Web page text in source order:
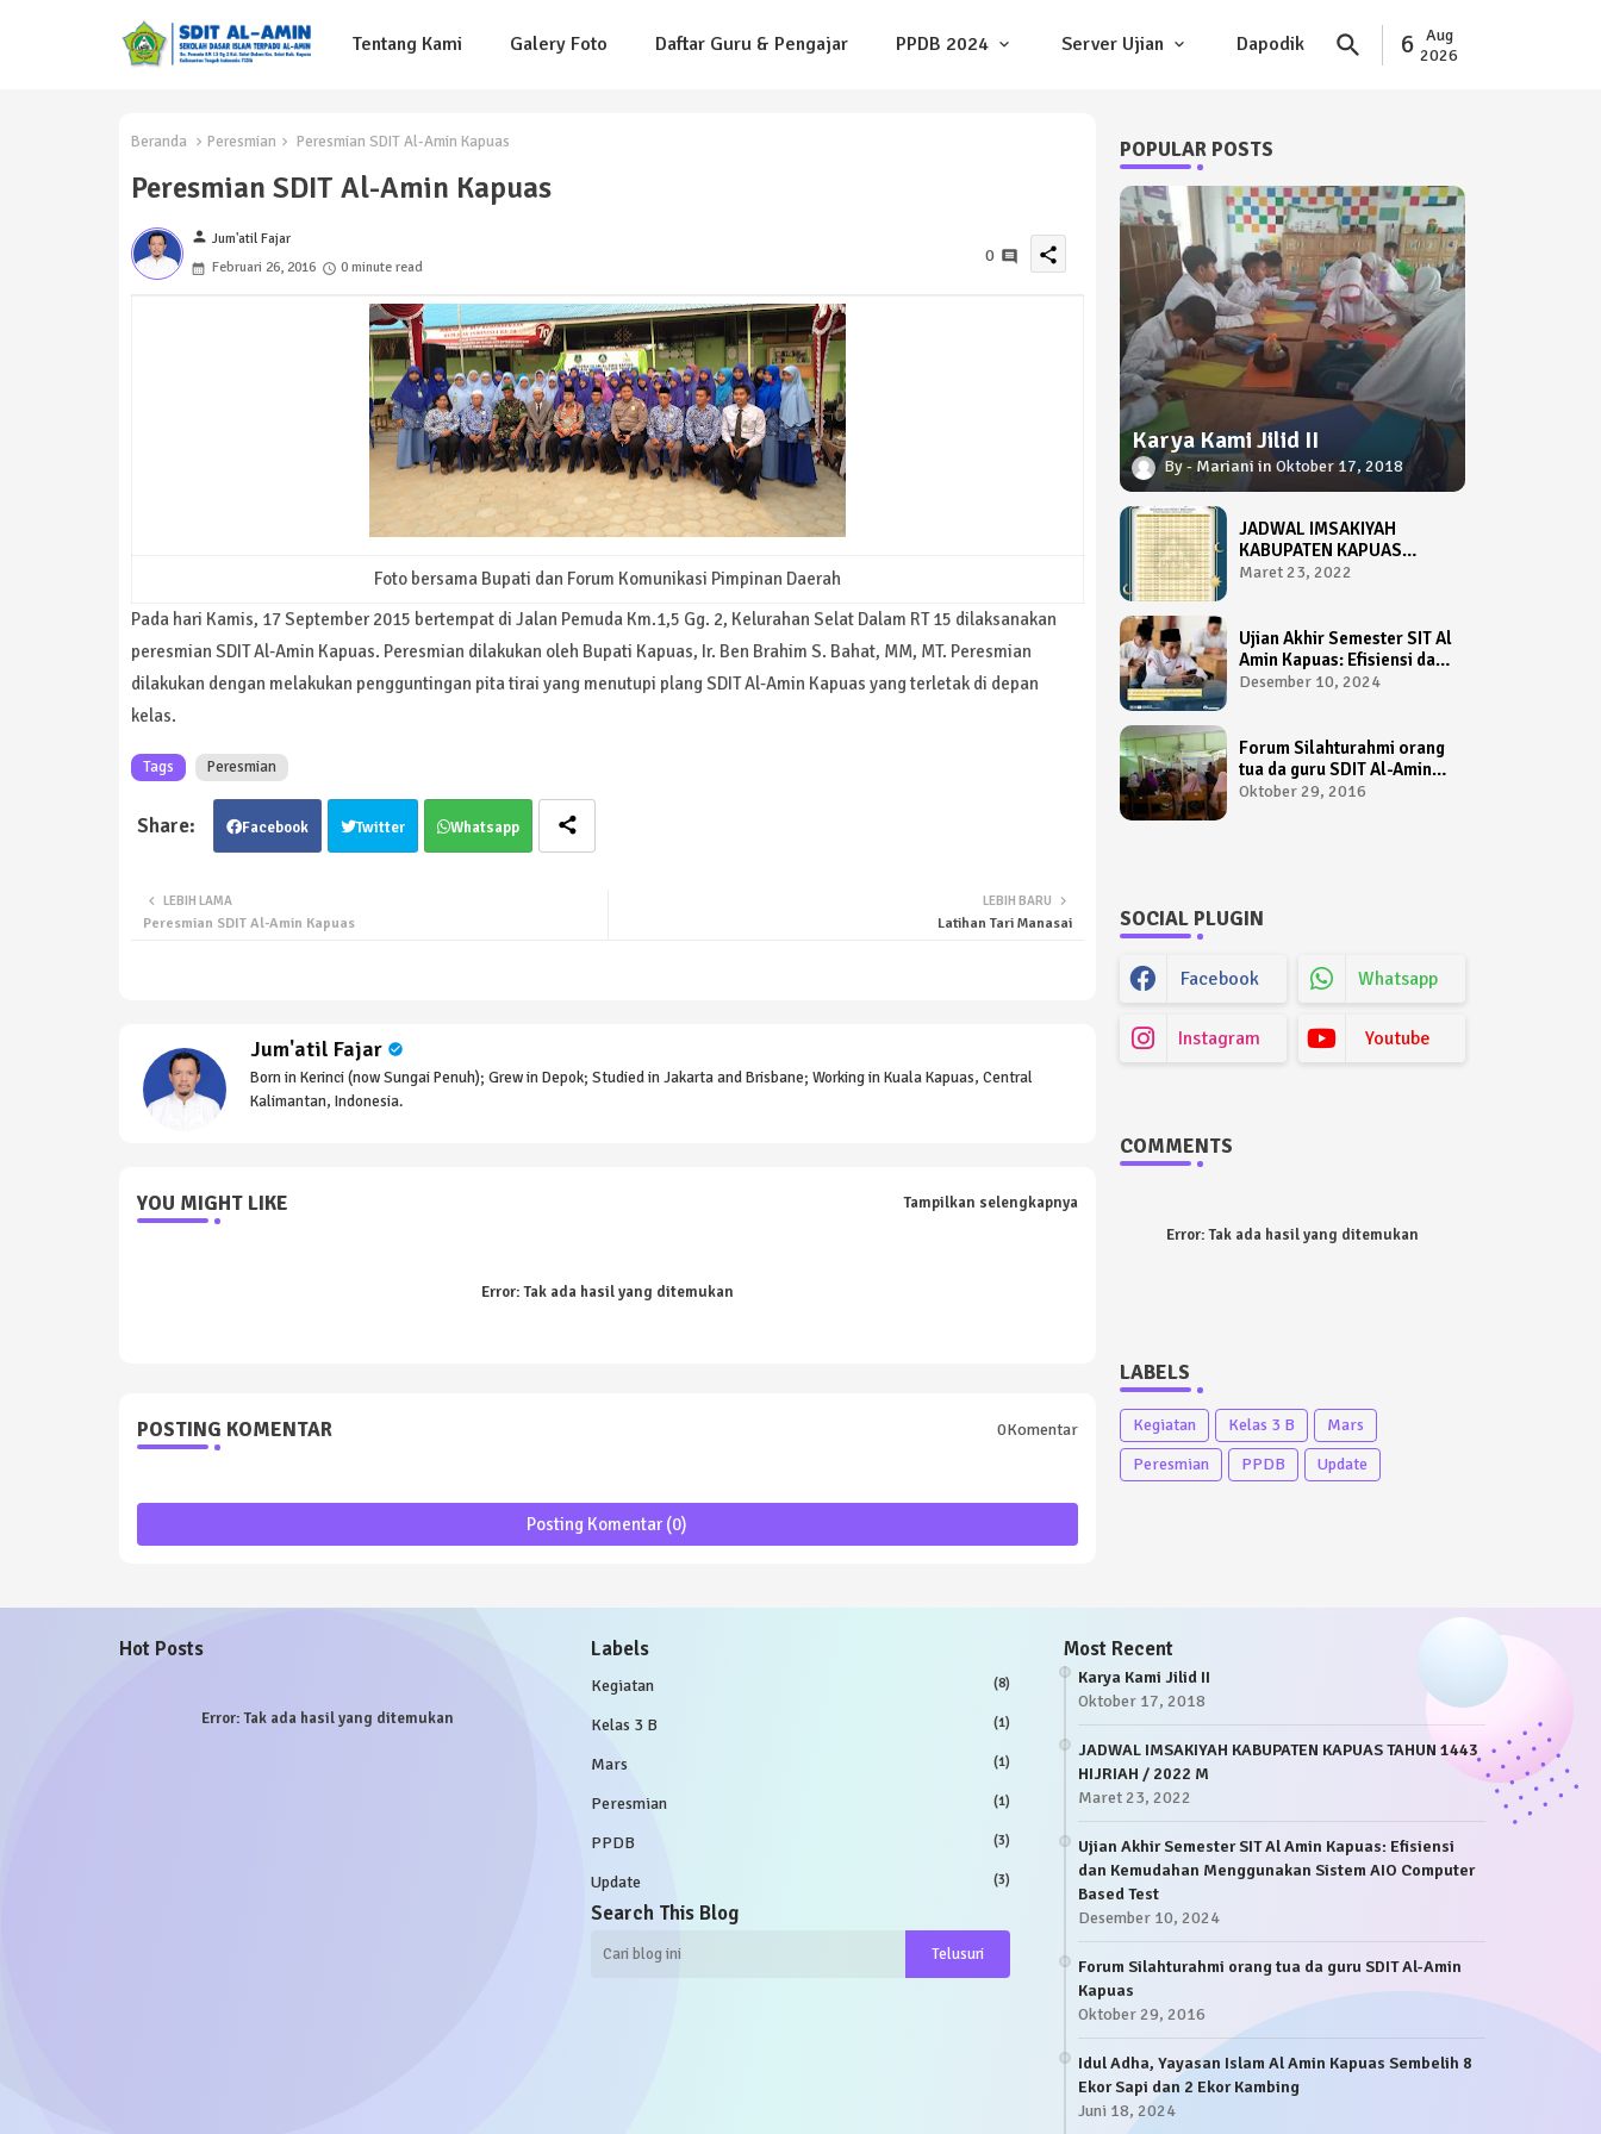
Tentang Kami Galery Foto Daftar Guru & Pengajar PPDB 2024 Server Ujian Dapodik 6 Aug
2026
Beranda Peresmian Peresmian SDIT Al-Amin Kapuas
Peresmian SDIT Al-Amin Kapuas
person Jum'atil Fajar
Februari 26, 2016
0 minute read
0 share
Foto bersama Bupati dan Forum Komunikasi Pimpinan Daerah
Pada hari Kamis, 17 September 2015 bertempat di Jalan Pemuda Km.1,5 Gg. 2, Kelurahan Selat Dalam RT 15 dilaksanakan
peresmian SDIT Al-Amin Kapuas. Peresmian dilakukan oleh Bupati Kapuas, Ir. Ben Brahim S. Bahat, MM, MT. Peresmian
dilakukan dengan melakukan pengguntingan pita tirai yang menutupi plang SDIT Al-Amin Kapuas yang terletak di depan
kelas.
Tags Peresmian
Facebook Twitter Whatsapp
LEBIH BARU
Latihan Tari Manasai
LEBIH LAMA
Peresmian SDIT Al-Amin Kapuas
Jum'atil Fajar
Born in Kerinci (now Sungai Penuh); Grew in Depok; Studied in Jakarta and Brisbane; Working in Kuala Kapuas, Central
Kalimantan, Indonesia.
YOU MIGHT LIKE Tampilkan selengkapnya
Error:Tak ada hasil yang ditemukan
POSTING KOMENTAR 0Komentar
Posting Komentar (0)
POPULAR POSTS
Karya Kami Jilid II
Mariani Oktober 17, 2018
JADWAL IMSAKIYAH
KABUPATEN KAPUAS
TAHUN 1443 HIJRIAH /
Maret 23, 2022
Ujian Akhir Semester SIT Al
Amin Kapuas: Efisiensi dan
Kemudahan Menggunakan
Desember 10, 2024
Forum Silahturahmi orang
tua da guru SDIT Al-Amin
Kapuas
Oktober 29, 2016
SOCIAL PLUGIN
Facebook Whatsapp
Instagram Youtube
COMMENTS
Error:Tak ada hasil yang ditemukan
LABELS
Kegiatan Kelas 3 B
Mars
Peresmian
PPDB Update
Hot Posts
Error:Tak ada hasil yang ditemukan
Labels
Kegiatan (8)
Kelas 3 B (1)
Mars (1)
Peresmian (1)
PPDB (3)
Update (3)
Search This Blog
Most Recent
Karya Kami Jilid II
Oktober 17, 2018
JADWAL IMSAKIYAH KABUPATEN KAPUAS TAHUN 1443
HIJRIAH / 2022 M
Maret 23, 2022
Ujian Akhir Semester SIT Al Amin Kapuas: Efisiensi
dan Kemudahan Menggunakan Sistem AIO Computer
Based Test
Desember 10, 2024
Forum Silahturahmi orang tua da guru SDIT Al-Amin
Kapuas
Oktober 29, 2016
Idul Adha, Yayasan Islam Al Amin Kapuas Sembelih 8
Ekor Sapi dan 2 Ekor Kambing
Juni 18, 2024